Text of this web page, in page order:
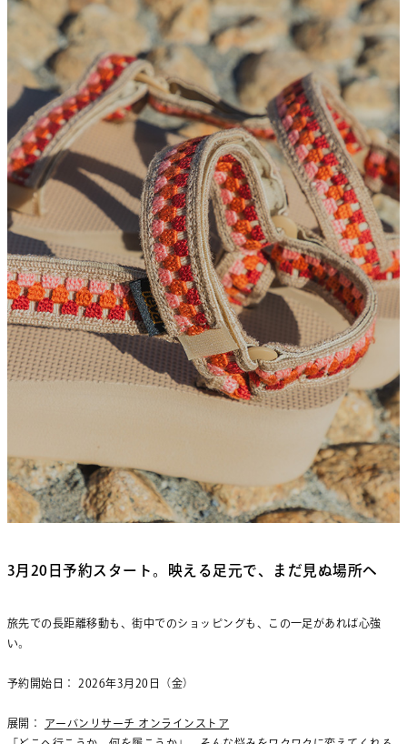
3月20日予約スタート。映える足元で、まだ見ぬ場所へ
旅先での長距離移動も、街中でのショッピングも、この一足があれば心強
い。
予約開始日： 2026年3月20日（金）
展開： アーバンリサーチ オンラインストア